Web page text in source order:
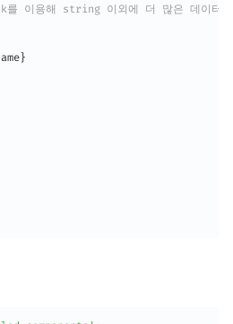
이용해 string 이외에 더 많은 데이터
}